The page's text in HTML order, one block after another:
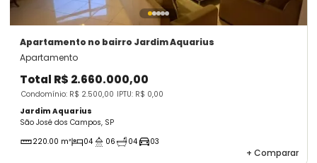
Apartamento no bairro Jardim Aquarius
Apartamento
Total R$ 2.660.000,00
Condomínio: R$ 2.500,00 IPTU: R$ 0,00
Jardim Aquarius
São José dos Campos, SP
220.00 m²
04 06 04 03
+ Comparar